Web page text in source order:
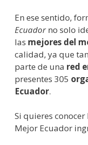
En ese sentido,
Ecuador no solo
las mejores del
calidad, ya que
parte de una red
presentes 305
Ecuador.
Si quieres
Mejor Ecuador